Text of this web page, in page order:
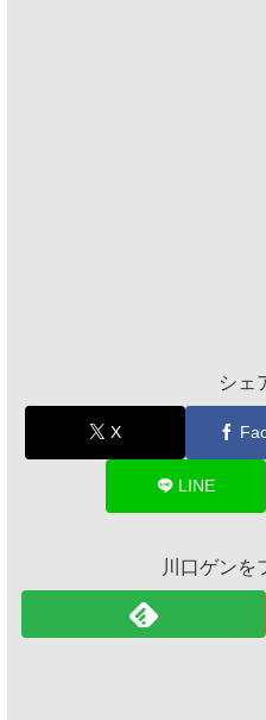
シェ
X
LINE
川口ゲンを